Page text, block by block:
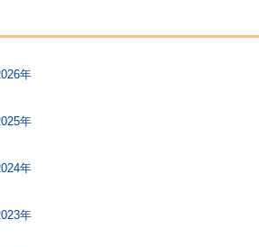
合せ
年
年
年
年